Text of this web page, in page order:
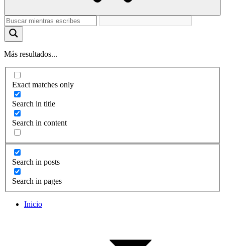
Más resultados...
Exact matches only
Search in title
Search in content
Search in posts
Search in pages
Inicio